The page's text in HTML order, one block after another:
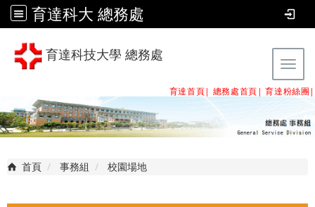
育達科大 總務處
育達科技大學 總務處
育達首頁| 總務處首頁| 育達粉絲團|
首頁 事務組 校園場地